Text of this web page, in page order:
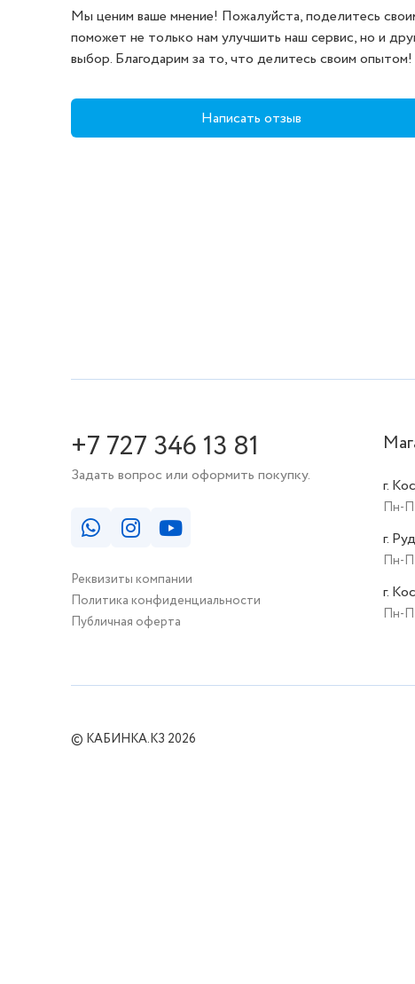
Мы ценим ваше мнение! Пожалуйста, поделитесь
поможет не только нам улучшить наш сервис, но и
выбор. Благодарим за то, что делитесь своим опытом!
Написать отзыв
+7 727 346 13 81
Задать вопрос или оформить покупку.
Реквизиты компании
Политика конфиденциальности
Публичная оферта
г.
Пн-
г.
Пн-
г.
Пн-
© КАБИНКА.КЗ 2026